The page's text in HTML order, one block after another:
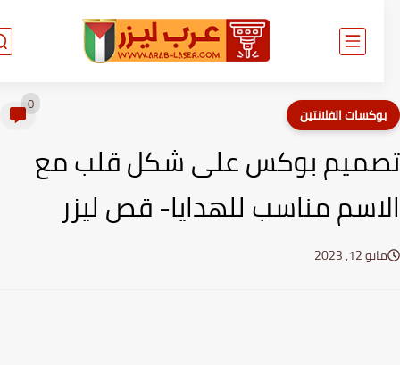
الفلانتين
بوكس على شكل قلب مع
مناسب للهدايا- قص ليزر
12, 2023